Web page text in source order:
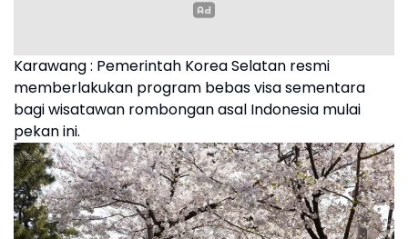
Karawang : Pemerintah Korea Selatan resmi
memberlakukan program bebas visa sementara
bagi wisatawan rombongan asal Indonesia mulai
pekan ini.